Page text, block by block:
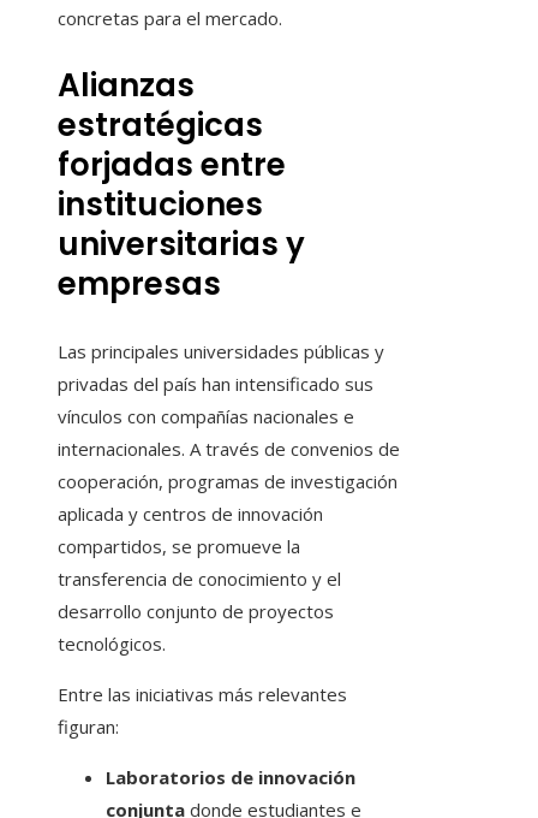
concretas para el mercado.
Alianzas
estratégicas
forjadas entre
instituciones
universitarias y
empresas
Las principales universidades públicas y
privadas del país han intensificado sus
vínculos con compañías nacionales e
internacionales. A través de convenios de
cooperación, programas de investigación
aplicada y centros de innovación
compartidos, se promueve la
transferencia de conocimiento y el
desarrollo conjunto de proyectos
tecnológicos.
Entre las iniciativas más relevantes
figuran:
Laboratorios de innovación
conjunta donde estudiantes e